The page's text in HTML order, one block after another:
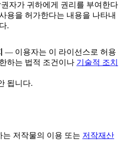
자가 귀하에게 권리를 부여한다
용을 허가한다는 내용을 나타내
.
— 이용자는 이 라이선스로 허용
하는 법적 조건이나 기술적 조치
됩니다.
저작물의 이용 또는 저작재산